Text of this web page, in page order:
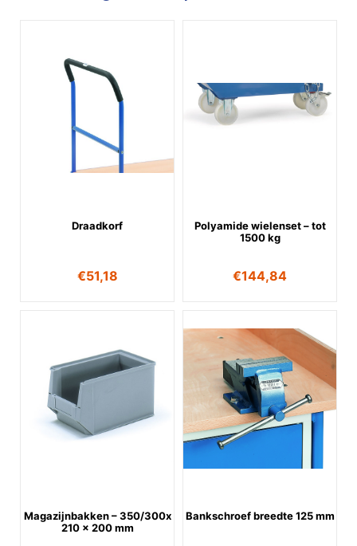
Draadkorf
€51,18
Polyamide wielenset – tot
1500 kg
€144,84
Magazijnbakken – 350/300x
210 x 200 mm
Bankschroef breedte 125 mm